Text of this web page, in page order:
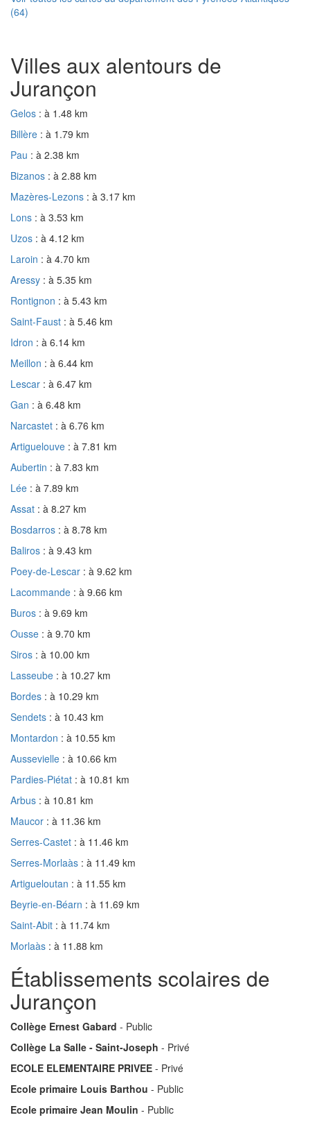
(64)
Villes aux alentours de
Jurançon
Gelos : à 1.48 km
Billère : à 1.79 km
Pau : à 2.38 km
Bizanos : à 2.88 km
Mazères-Lezons : à 3.17 km
Lons : à 3.53 km
Uzos : à 4.12 km
Laroin : à 4.70 km
Aressy : à 5.35 km
Rontignon : à 5.43 km
Saint-Faust : à 5.46 km
Idron : à 6.14 km
Meillon : à 6.44 km
Lescar : à 6.47 km
Gan : à 6.48 km
Narcastet : à 6.76 km
Artiguelouve : à 7.81 km
Aubertin : à 7.83 km
Lée : à 7.89 km
Assat : à 8.27 km
Bosdarros : à 8.78 km
Baliros : à 9.43 km
Poey-de-Lescar : à 9.62 km
Lacommande : à 9.66 km
Buros : à 9.69 km
Ousse : à 9.70 km
Siros : à 10.00 km
Lasseube : à 10.27 km
Bordes : à 10.29 km
Sendets : à 10.43 km
Montardon : à 10.55 km
Aussevielle : à 10.66 km
Pardies-Piétat : à 10.81 km
Arbus : à 10.81 km
Maucor : à 11.36 km
Serres-Castet : à 11.46 km
Serres-Morlaàs : à 11.49 km
Artigueloutan : à 11.55 km
Beyrie-en-Béarn : à 11.69 km
Saint-Abit : à 11.74 km
Morlaàs : à 11.88 km
Établissements scolaires de
Jurançon
Collège Ernest Gabard - Public
Collège La Salle - Saint-Joseph - Privé
ECOLE ELEMENTAIRE PRIVEE - Privé
Ecole primaire Louis Barthou - Public
Ecole primaire Jean Moulin - Public